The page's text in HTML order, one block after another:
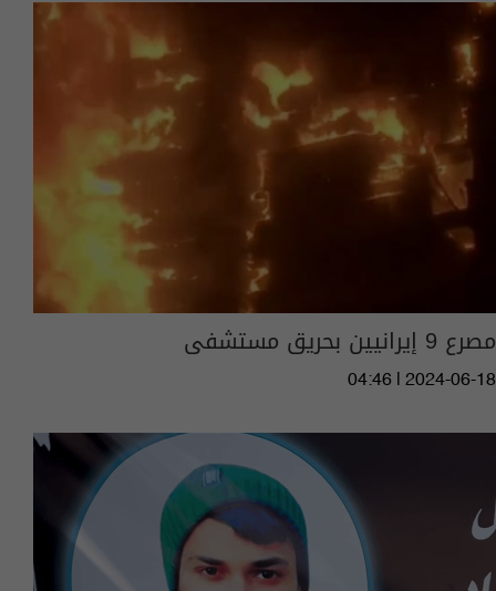
مصرع 9 إيرانيين بحريق مستشفى
04:46 | 2024-06-18